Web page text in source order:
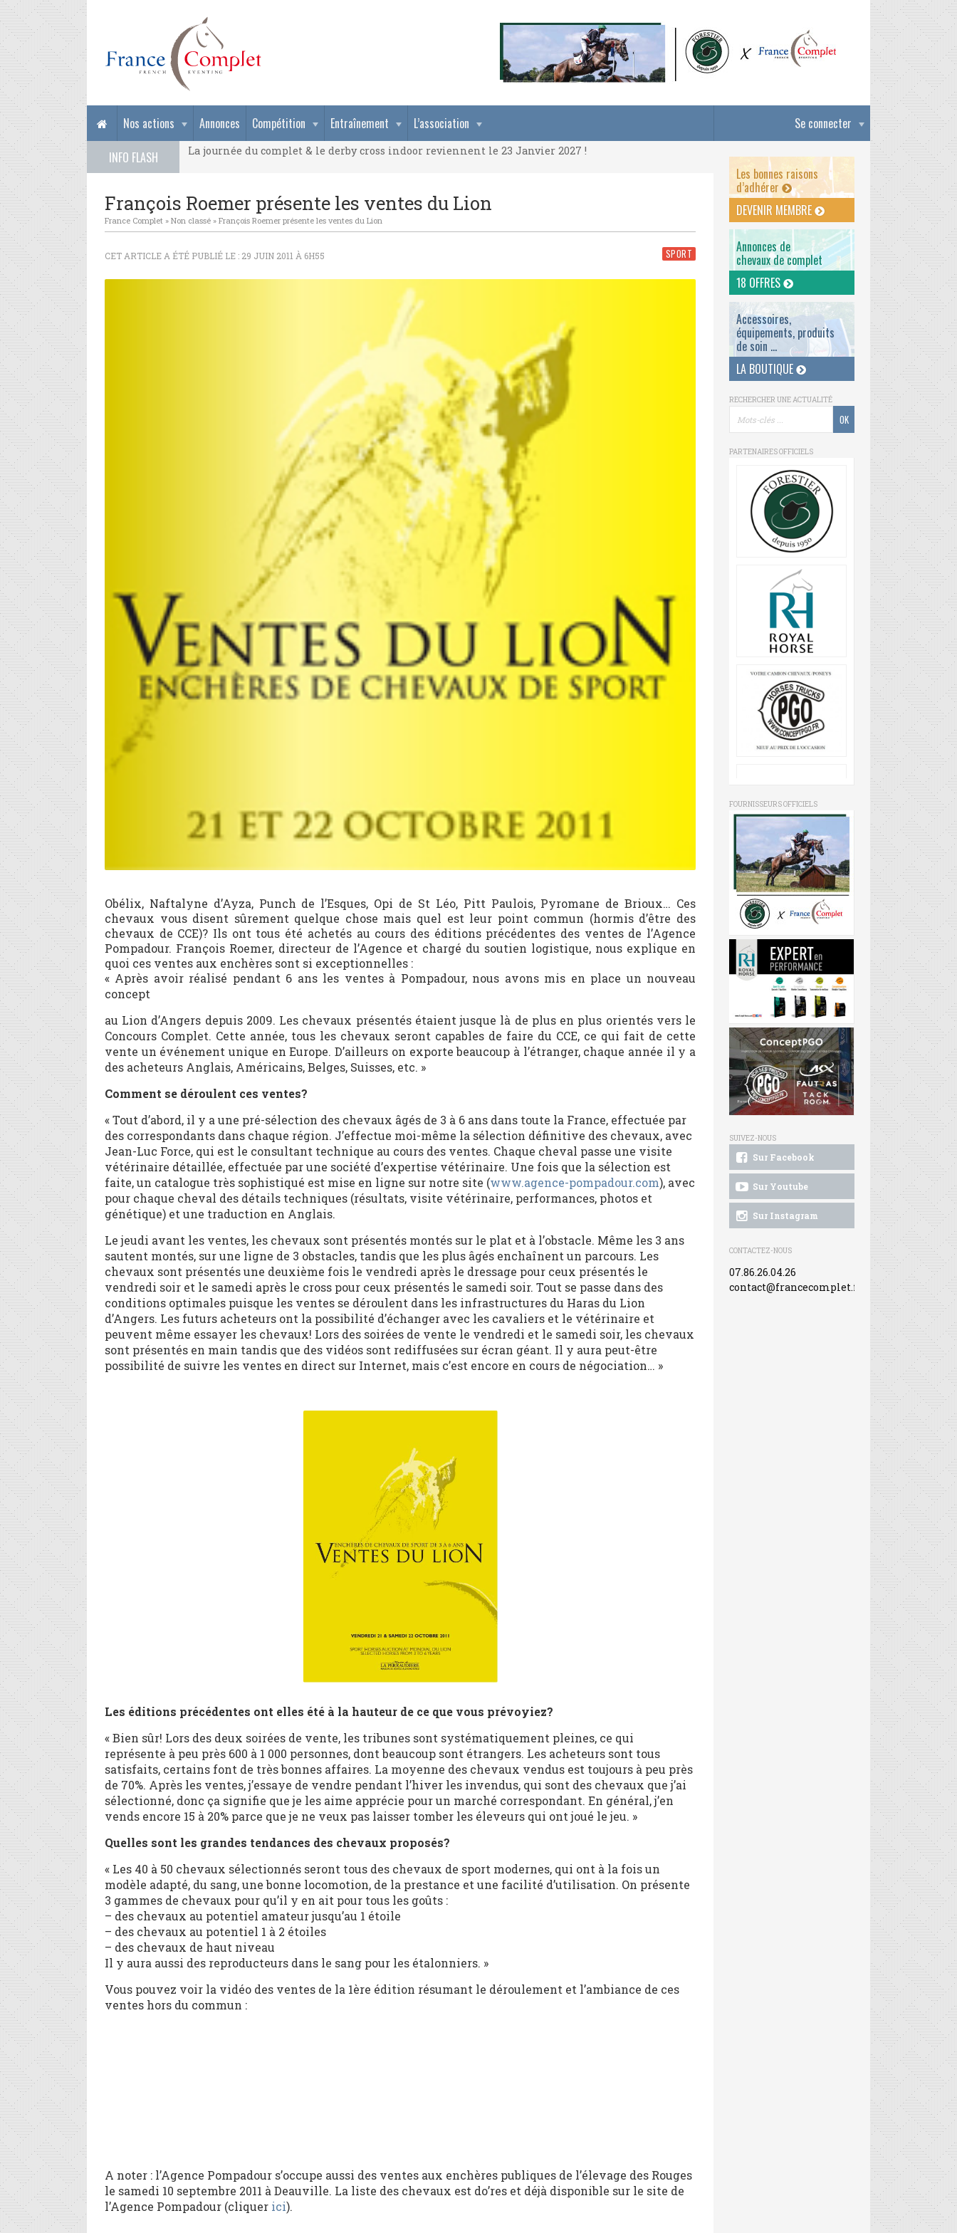
Se connecter
Nos actions Annonces Compétition Entraînement
L’association
INFO FLASH
La journée du complet & le derby cross indoor reviennent le 23 Janvier 2027 !
La journée du complet & le derby cross indoor reviennent le 23 Janvier 2027 !
François Roemer présente les ventes du Lion
France Complet » Non classé » François Roemer présente les ventes du Lion
SPORT
CET ARTICLE A ÉTÉ PUBLIÉ LE : 29 JUIN 2011 À 6H55
Obélix, Naftalyne d’Ayza, Punch de l’Esques, Opi de St Léo, Pitt Paulois, Pyromane de Brioux… Ces
chevaux vous disent sûrement quelque chose mais quel est leur point commun (hormis d’être des
chevaux de CCE)? Ils ont tous été achetés au cours des éditions précédentes des ventes de l’Agence
Pompadour. François Roemer, directeur de l’Agence et chargé du soutien logistique, nous explique en
quoi ces ventes aux enchères sont si exceptionnelles :
« Après avoir réalisé pendant 6 ans les ventes à Pompadour, nous avons mis en place un nouveau
concept
au Lion d’Angers depuis 2009. Les chevaux présentés étaient jusque là de plus en plus orientés vers le
Concours Complet. Cette année, tous les chevaux seront capables de faire du CCE, ce qui fait de cette
vente un événement unique en Europe. D’ailleurs on exporte beaucoup à l’étranger, chaque année il y a
des acheteurs Anglais, Américains, Belges, Suisses, etc. »
Comment se déroulent ces ventes?
« Tout d’abord, il y a une pré-sélection des chevaux âgés de 3 à 6 ans dans toute la France, effectuée par
des correspondants dans chaque région. J’effectue moi-même la sélection définitive des chevaux, avec
Jean-Luc Force, qui est le consultant technique au cours des ventes. Chaque cheval passe une visite
vétérinaire détaillée, effectuée par une société d’expertise vétérinaire. Une fois que la sélection est
faite, un catalogue très sophistiqué est mise en ligne sur notre site (www.agence-pompadour.com), avec
pour chaque cheval des détails techniques (résultats, visite vétérinaire, performances, photos et
génétique) et une traduction en Anglais.
Le jeudi avant les ventes, les chevaux sont présentés montés sur le plat et à l’obstacle. Même les 3 ans
sautent montés, sur une ligne de 3 obstacles, tandis que les plus âgés enchaînent un parcours. Les
chevaux sont présentés une deuxième fois le vendredi après le dressage pour ceux présentés le
vendredi soir et le samedi après le cross pour ceux présentés le samedi soir. Tout se passe dans des
conditions optimales puisque les ventes se déroulent dans les infrastructures du Haras du Lion
d’Angers. Les futurs acheteurs ont la possibilité d’échanger avec les cavaliers et le vétérinaire et
peuvent même essayer les chevaux! Lors des soirées de vente le vendredi et le samedi soir, les chevaux
sont présentés en main tandis que des vidéos sont rediffusées sur écran géant. Il y aura peut-être
possibilité de suivre les ventes en direct sur Internet, mais c’est encore en cours de négociation… »
Les éditions précédentes ont elles été à la hauteur de ce que vous prévoyiez?
« Bien sûr! Lors des deux soirées de vente, les tribunes sont systématiquement pleines, ce qui
représente à peu près 600 à 1 000 personnes, dont beaucoup sont étrangers. Les acheteurs sont tous
satisfaits, certains font de très bonnes affaires. La moyenne des chevaux vendus est toujours à peu près
de 70%. Après les ventes, j’essaye de vendre pendant l’hiver les invendus, qui sont des chevaux que j’ai
sélectionné, donc ça signifie que je les aime apprécie pour un marché correspondant. En général, j’en
vends encore 15 à 20% parce que je ne veux pas laisser tomber les éleveurs qui ont joué le jeu. »
Quelles sont les grandes tendances des chevaux proposés?
« Les 40 à 50 chevaux sélectionnés seront tous des chevaux de sport modernes, qui ont à la fois un
modèle adapté, du sang, une bonne locomotion, de la prestance et une facilité d’utilisation. On présente
3 gammes de chevaux pour qu’il y en ait pour tous les goûts :
– des chevaux au potentiel amateur jusqu’au 1 étoile
– des chevaux au potentiel 1 à 2 étoiles
– des chevaux de haut niveau
Il y aura aussi des reproducteurs dans le sang pour les étalonniers. »
Vous pouvez voir la vidéo des ventes de la 1ère édition résumant le déroulement et l’ambiance de ces
ventes hors du commun :
A noter : l’Agence Pompadour s’occupe aussi des ventes aux enchères publiques de l’élevage des Rouges
le samedi 10 septembre 2011 à Deauville. La liste des chevaux est do’res et déjà disponible sur le site de
l’Agence Pompadour (cliquer ici).
Les bonnes raisons
d’adhérer
DEVENIR MEMBRE
Annonces de
chevaux de complet
18 OFFRES
Accessoires,
équipements, produits
de soin ...
LA BOUTIQUE
RECHERCHER UNE ACTUALITÉ
PARTENAIRES OFFICIELS
FOURNISSEURS OFFICIELS
SUIVEZ-NOUS
Sur Facebook
Sur Youtube
Sur Instagram
CONTACTEZ-NOUS
07.86.26.04.26
contact@francecomplet.fr